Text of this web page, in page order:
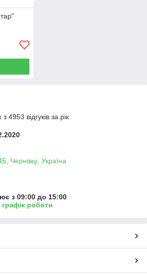
4953 відгуків за рік
Чернівці, Україна
з 09:00 до 15:00
роботи